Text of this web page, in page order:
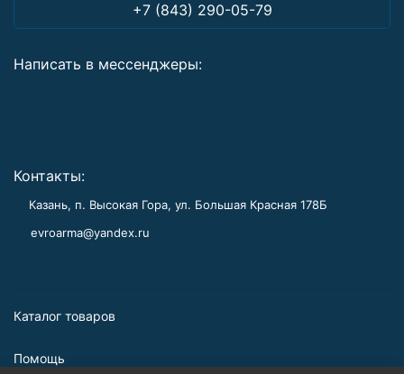
+7 (843) 290-05-79
Написать в мессенджеры:
Контакты:
Казань, п. Высокая Гора, ул. Большая Красная 178Б
evroarma@yandex.ru
Каталог товаров
Помощь